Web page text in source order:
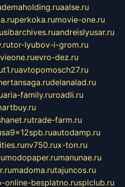
demaholding.ruaalse.ru
perkoka.rumovie-one.ru
sibarchives.ruandreislyusar.ru
tor-lyubov-i-grom.ru
evro-dez.ru
avtopomosch27.ru
delanalad.ru
aria-family.ruroadli.ru
trade-farm.ru
autodamp.ru
nv750.rux-ton.ru
modopaper.rumanunae.ru
madoma.rutajuncos.ru
online-besplatno.rusplclub.ru